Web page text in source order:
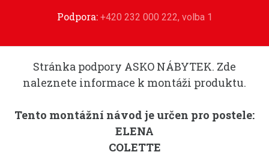
Podpora: +420 232 000 222, volba 1
Stránka podpory ASKO NÁBYTEK. Zde
naleznete informace k montáži produktu.
Tento montážní návod je určen pro postele:
ELENA
COLETTE